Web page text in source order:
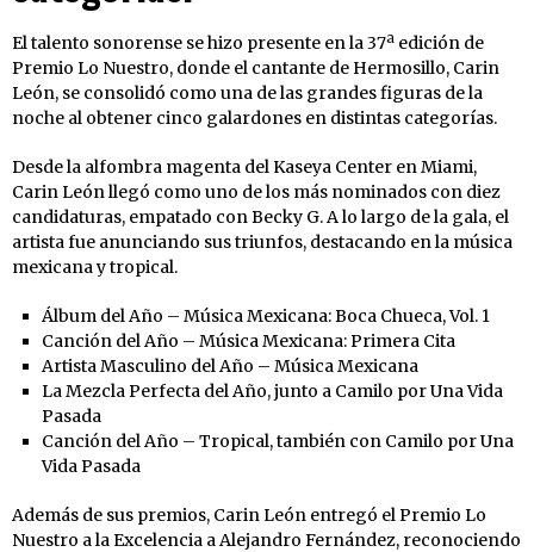
El talento sonorense se hizo presente en la 37ª edición de
Premio Lo Nuestro, donde el cantante de Hermosillo, Carin
León, se consolidó como una de las grandes figuras de la
noche al obtener cinco galardones en distintas categorías.
Desde la alfombra magenta del Kaseya Center en Miami,
Carin León llegó como uno de los más nominados con diez
candidaturas, empatado con Becky G. A lo largo de la gala, el
artista fue anunciando sus triunfos, destacando en la música
mexicana y tropical.
Álbum del Año – Música Mexicana: Boca Chueca, Vol. 1
Canción del Año – Música Mexicana: Primera Cita
Artista Masculino del Año – Música Mexicana
La Mezcla Perfecta del Año, junto a Camilo por Una Vida
Pasada
Canción del Año – Tropical, también con Camilo por Una
Vida Pasada
Además de sus premios, Carin León entregó el Premio Lo
Nuestro a la Excelencia a Alejandro Fernández, reconociendo